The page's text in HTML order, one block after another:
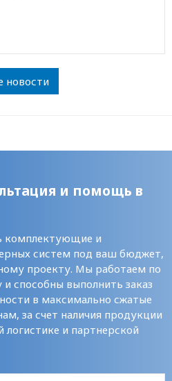
новости
и помощь в
комплектующие и
систем под ваш бюджет,
проекту. Мы работаем по
способны выполнить заказ
в максимально сжатые
за счет наличия продукции
логистике и партнерской